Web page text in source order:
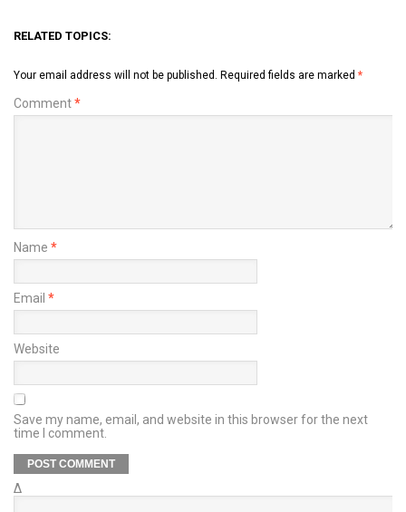
RELATED TOPICS:
Your email address will not be published. Required fields are marked *
Comment*
Name *
Email *
Website
Save my name, email, and website in this browser for the next
time I comment.
Δ